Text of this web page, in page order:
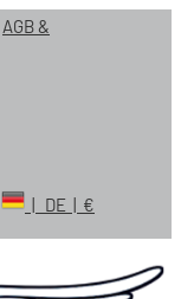
AGB &
| DE | €